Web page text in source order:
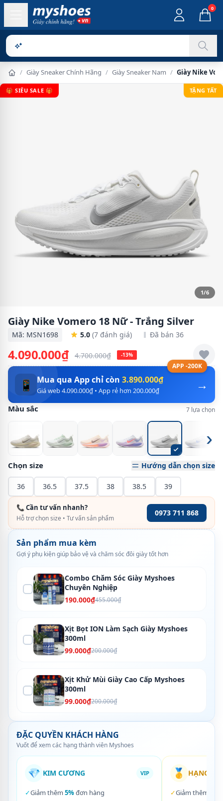
0
Sản phẩm ch
/ Giày Sneaker Chính Hãng / Giày Sneaker Nam / Giày Nike
🎁 SIÊU SALE 🎁 TẶNG TẤT
1/6
Giày Nike Vomero 18 Nữ - Trắng Silver
Mã: MSN1698 5.0 (7 đánh giá) Đã bán 36
4.090.000₫ 4.700.000₫ -13%
APP -200K
→
📱 Mua qua App chỉ còn 3.890.000₫
Giá web 4.090.000₫ • App rẻ hơn 200.000₫
Màu sắc 7 lựa chọn
›
Chọn size Hướng dẫn chọn size
36 36.5 37.5 38 38.5 39
📞 Cần tư vấn nhanh?
Hỗ trợ chọn size • Tư vấn sản phẩm
0973 711 868
Sản phẩm mua kèm
Gợi ý phụ kiện giúp bảo vệ và chăm sóc đôi giày tốt hơn
Combo Chăm Sóc Giày Myshoes
Chuyên Nghiệp
190.000₫455.000₫
Xịt Bọt ION Làm Sạch Giày Myshoes
300ml
99.000₫200.000₫
Xịt Khử Mùi Giày Cao Cấp Myshoes
300ml
99.000₫200.000₫
ĐẶC QUYỀN KHÁCH HÀNG
Vuốt để xem các hạng thành viên Myshoes
💎 KIM CƯƠNG VIP
✓Giảm thêm 5%đơn hàng
🥇 HẠNG
✓Giảm thêm